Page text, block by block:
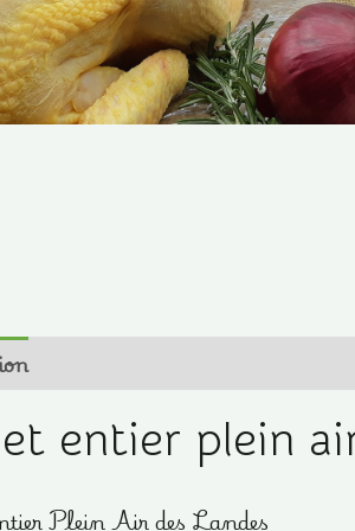
entier plein
Plein Air des Landes